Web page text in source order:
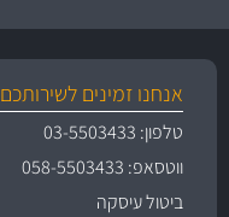
אנחנו זמינים לשירותכם
טלפון: 03-5503433
ווטסאפ: 058-5503433
ביטול עיסקה